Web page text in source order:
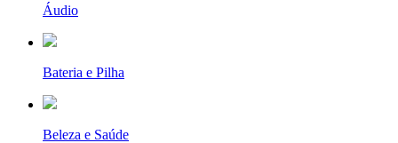
Áudio
Bateria e Pilha
Beleza e Saúde